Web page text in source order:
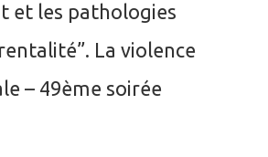
et les pathologies
La violence
– 49ème soirée